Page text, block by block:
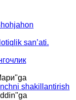
san’ati.
"ga
shakillantirish
"ga